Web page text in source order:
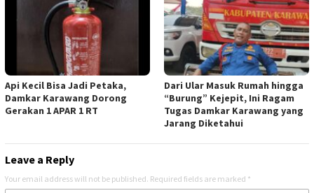
Api Kecil Bisa Jadi Petaka,
Damkar Karawang Dorong
Gerakan 1 APAR 1 RT
Dari Ular Masuk Rumah hingga
“Burung” Kejepit, Ini Ragam
Tugas Damkar Karawang yang
Jarang Diketahui
Leave a Reply
Your email address will not be published. Required fields are marked *